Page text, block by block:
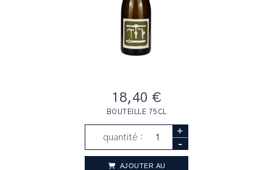
18,40 €
BOUTEILLE 75CL
quantité : +
-
AJOUTER AU